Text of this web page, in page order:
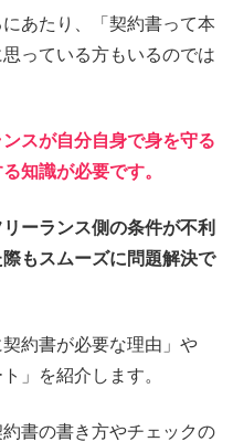
あたり、「契約書って本
っている方もいるのでは
スが自分自身で身を守る
知識が必要です。
ーランス側の条件が不利
もスムーズに問題解決で
約書が必要な理由」や
」を紹介します。
書の書き方やチェックの